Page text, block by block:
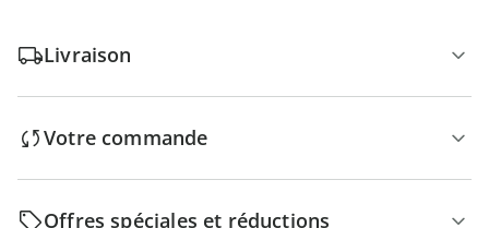
Livraison
Votre commande
Offres spéciales et réductions